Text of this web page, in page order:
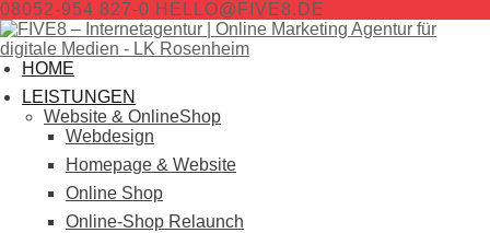
08052-954 827-0 HELLO@FIVE8.DE
HOME
LEISTUNGEN
Website & OnlineShop
Webdesign
Homepage & Website
Online Shop
Online-Shop Relaunch